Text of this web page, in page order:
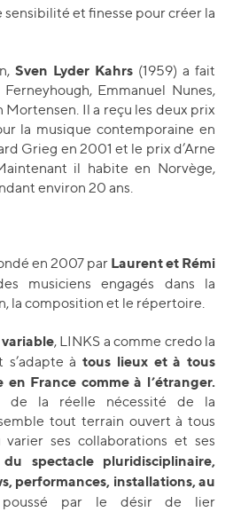
sensibilité et finesse pour créer la
Sven Lyder Kahrs (1959) a fait
Emmanuel Nunes,
Il a reçu les deux prix
la musique contemporaine en
Grieg en 2001 et le prix d’Arne
il habite en Norvège,
environ 20 ans.
en 2007 par Laurent et Rémi
musiciens engagés dans la
la composition et le répertoire.
, LINKS a comme credo la
s’adapte àtous lieux et à tous
France comme à l’étranger.
de la réelle nécessité de la
tout terrain ouvert à tous
varier ses collaborations et ses
du spectacle pluridisciplinaire,
performances, installations, au
par le désir de lier